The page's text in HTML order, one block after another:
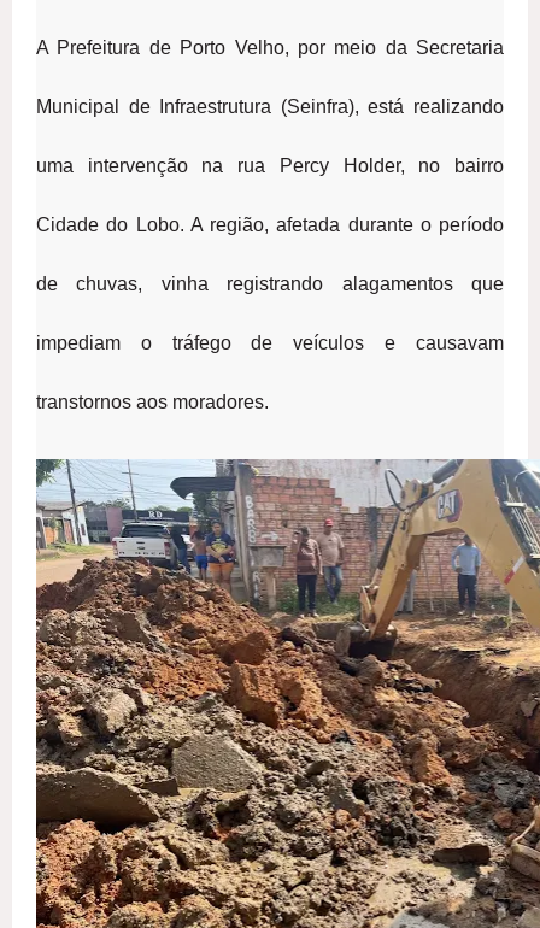
A Prefeitura de Porto Velho, por meio da Secretaria
Municipal de Infraestrutura (Seinfra), está realizando
uma intervenção na rua Percy Holder, no bairro
Cidade do Lobo. A região, afetada durante o período
de chuvas, vinha registrando alagamentos que
impediam o tráfego de veículos e causavam
transtornos aos moradores.